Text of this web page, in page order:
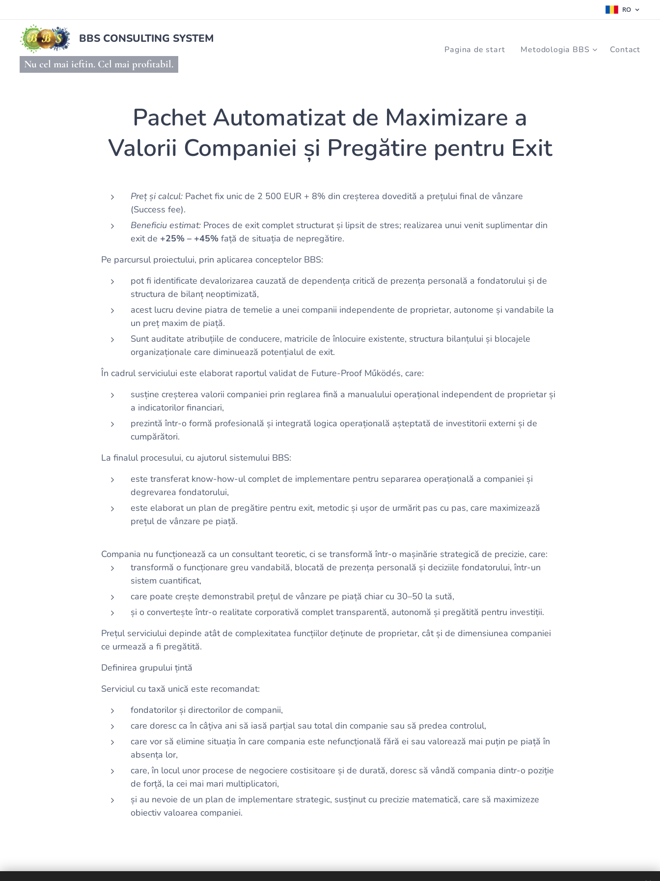
RO
BBS CONSULTING SYSTEM
Nu cel mai ieftin. Cel mai profitabil.
Pagina de start Metodologia BBS Contact
Pachet Automatizat de Maximizare a
Valorii Companiei și Pregătire pentru Exit
Preț și calcul:Pachet fix unic de 2 500 EUR + 8% din creșterea dovedită a prețului final de vânzare
(Success fee).
Beneficiu estimat:Proces de exit complet structurat și lipsit de stres; realizarea unui venit suplimentar din
exit de +25% – +45%față de situația de nepregătire.
Pe parcursul proiectului, prin aplicarea conceptelor BBS:
pot fi identificate devalorizarea cauzată de dependența critică de prezența personală a fondatorului și de
structura de bilanț neoptimizată,
acest lucru devine piatra de temelie a unei companii independente de proprietar, autonome și vandabile la
un preț maxim de piață.
Sunt auditate atribuțiile de conducere, matricile de înlocuire existente, structura bilanțului și blocajele
organizaționale care diminuează potențialul de exit.
În cadrul serviciului este elaborat raportul validat de Future-Proof Működés, care:
susține creșterea valorii companiei prin reglarea fină a manualului operațional independent de proprietar și
a indicatorilor financiari,
prezintă într-o formă profesională și integrată logica operațională așteptată de investitorii externi și de
cumpărători.
La finalul procesului, cu ajutorul sistemului BBS:
este transferat know-how-ul complet de implementare pentru separarea operațională a companiei și
degrevarea fondatorului,
este elaborat un plan de pregătire pentru exit, metodic și ușor de urmărit pas cu pas, care maximizează
prețul de vânzare pe piață.
Compania nu funcționează ca un consultant teoretic, ci se transformă într-o mașinărie strategică de precizie, care:
transformă o funcționare greu vandabilă, blocată de prezența personală și deciziile fondatorului, într-un
sistem cuantificat,
care poate crește demonstrabil prețul de vânzare pe piață chiar cu 30–50 la sută,
și o convertește într-o realitate corporativă complet transparentă, autonomă și pregătită pentru investiții.
Prețul serviciului depinde atât de complexitatea funcțiilor deținute de proprietar, cât și de dimensiunea companiei
ce urmează a fi pregătită.
Definirea grupului țintă
Serviciul cu taxă unică este recomandat:
fondatorilor și directorilor de companii,
care doresc ca în câțiva ani să iasă parțial sau total din companie sau să predea controlul,
care vor să elimine situația în care compania este nefuncțională fără ei sau valorează mai puțin pe piață în
absența lor,
care, în locul unor procese de negociere costisitoare și de durată, doresc să vândă compania dintr-o poziție
de forță, la cei mai mari multiplicatori,
și au nevoie de un plan de implementare strategic, susținut cu precizie matematică, care să maximizeze
obiectiv valoarea companiei.